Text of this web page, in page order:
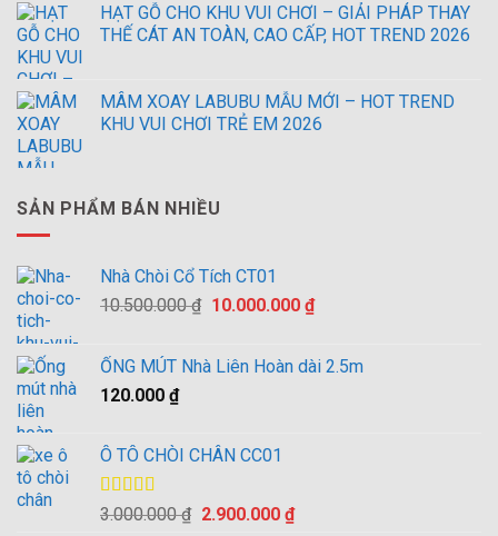
HẠT GỖ CHO KHU VUI CHƠI – GIẢI PHÁP THAY
THẾ CÁT AN TOÀN, CAO CẤP, HOT TREND 2026
MÂM XOAY LABUBU MẪU MỚI – HOT TREND
KHU VUI CHƠI TRẺ EM 2026
SẢN PHẨM BÁN NHIỀU
Nhà Chòi Cổ Tích CT01
10.500.000₫ Giá
10.500.000 ₫.
10.000.000 ₫Giá
là:
ỐNG MÚT Nhà Liên Hoàn dài 2.5m
120.000 ₫
Ô TÔ CHÒI CHÂN CC01
Được xếp
3.000.000₫ Giá
2.900.000 ₫Giá